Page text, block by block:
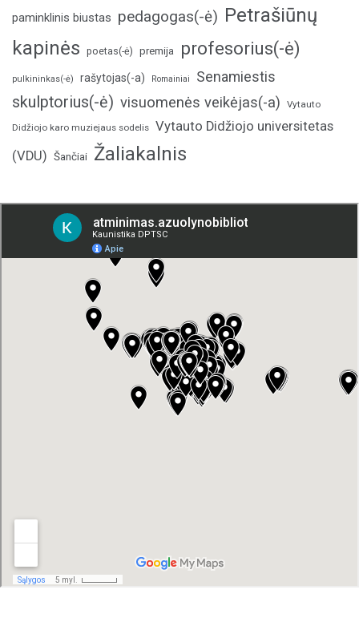
paminklinis biustas pedagogas(-ė) Petrašiūnų
kapinės poetas(-ė) premija profesorius(-ė)
pulkininkas(-ė) rašytojas(-a) Romainiai Senamiestis
skulptorius(-ė) visuomenės veikėjas(-a) Vytauto
Didžiojo karo muziejaus sodelis Vytauto Didžiojo universitetas
(VDU) Šančiai Žaliakalnis